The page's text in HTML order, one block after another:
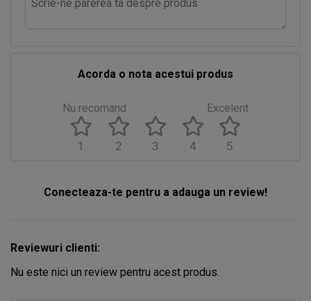
Acorda o nota acestui produs
Nu recomand Excelent
5
4
3
2
1
Conecteaza-te pentru a adauga un review!
Reviewuri clienti:
Nu este nici un review pentru acest produs.